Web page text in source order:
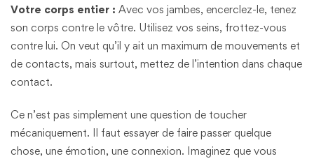
Votre corps entier : Avec vos jambes, encerclez-le, tenez
son corps contre le vôtre. Utilisez vos seins, frottez-vous
contre lui. On veut qu’il y ait un maximum de mouvements et
de contacts, mais surtout, mettez de l’intention dans chaque
contact.
Ce n’est pas simplement une question de toucher
mécaniquement. Il faut essayer de faire passer quelque
chose, une émotion, une connexion. Imaginez que vous